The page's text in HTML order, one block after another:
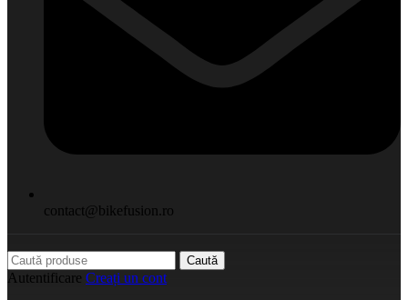
contact@bikefusion.ro
Caută
Autentificare Creați un cont